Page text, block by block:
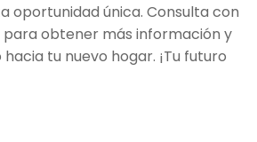
oportunidad única. Consulta con
para obtener más información y
tu nuevo hogar. ¡Tu futuro